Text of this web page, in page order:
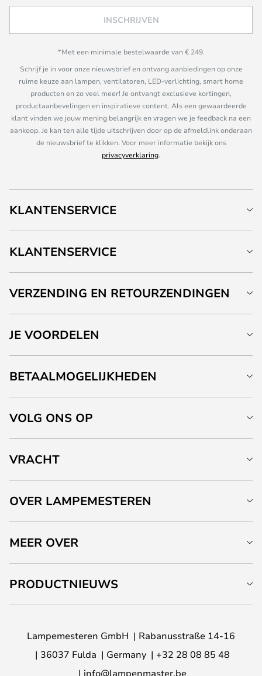
INSCHRIJVEN
*Met een minimale bestelwaarde van € 249.
Schrijf je in voor onze nieuwsbrief en ontvang aanbiedingen op onze
ruime keuze aan lampen, ventilatoren, LED-verlichting, smart home
producten en zo veel meer! Je ontvangt exclusieve kortingen,
productaanbevelingen en inspiratieve content. Als een gewaardeerde
klant vinden we jouw mening belangrijk en vragen we je feedback na een
aankoop. Je kan ten alle tijde uitschrijven door op de afmeldlink onderaan
de nieuwsbrief te klikken. Voor meer informatie bekijk ons
privacyverklaring.
KLANTENSERVICE
KLANTENSERVICE
VERZENDING EN RETOURZENDINGEN
JE VOORDELEN
BETAALMOGELIJKHEDEN
VOLG ONS OP
VRACHT
OVER LAMPEMESTEREN
MEER OVER
PRODUCTNIEUWS
Lampemesteren GmbH
Rabanusstraße 14-16
36037 Fulda
Germany
+32 28 08 85 48
info@lampenmaster.be